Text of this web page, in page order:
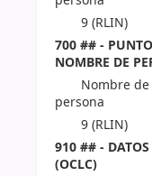
9 (RLIN)
700 ## -
NOMBRE DE
Nombre de
persona
9 (RLIN)
910 ## -
(OCLC)